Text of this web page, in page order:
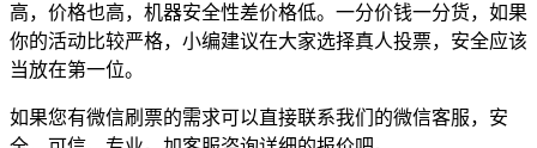
高，价格也高，机器安全性差价格低。一分价钱一分货，如果
你的活动比较严格，小编建议在大家选择真人投票，安全应该
当放在第一位。
如果您有微信刷票的需求可以直接联系我们的微信客服，安